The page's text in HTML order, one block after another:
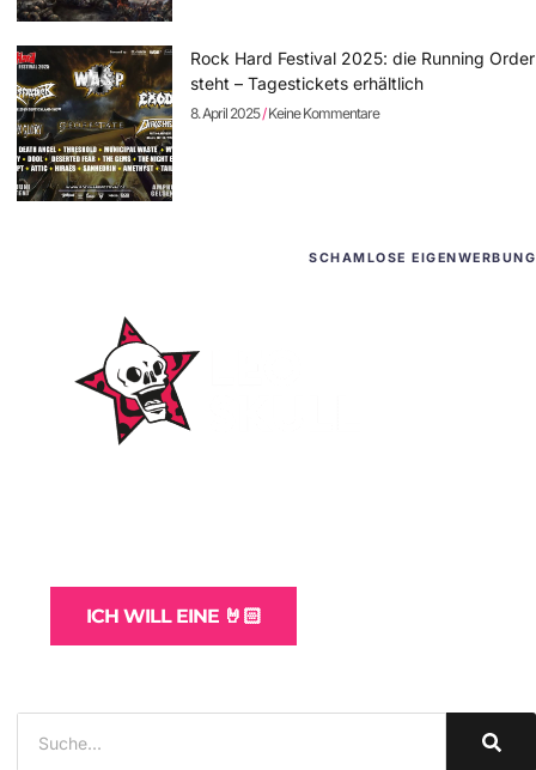
Rock Hard Festival 2025: die Running Order
steht – Tagestickets erhältlich
8. April 2025 Keine Kommentare
SCHAMLOSE EIGENWERBUNG
ICH WILL EINE 🤘🏻